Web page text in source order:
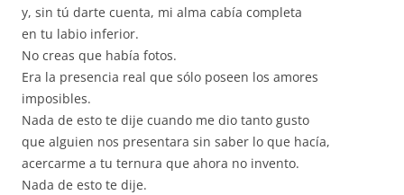
y, sin tú darte cuenta, mi alma cabía completa
en tu labio inferior.
No creas que había fotos.
Era la presencia real que sólo poseen los amores
imposibles.
Nada de esto te dije cuando me dio tanto gusto
que alguien nos presentara sin saber lo que hacía,
acercarme a tu ternura que ahora no invento.
Nada de esto te dije.